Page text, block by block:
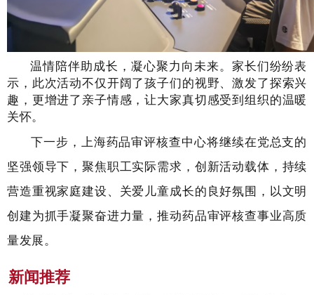
温情陪伴助成长，凝心聚力向未来。 家长们纷纷表
示，此次活动不仅开阔了孩子们的视野、激发了探索兴
趣，更增进了亲子情感，让大家真切感受到组织的温暖
关怀。
下一步，上海药品审评核查中心将继续在党总支的
坚强领导下，聚焦职工实际需求，创新活动载体，持续
营造重视家庭建设、关爱儿童成长的良好氛围，以文明
创建为抓手凝聚奋进力量，推动药品审评核查事业高质
量发展。
新闻推荐